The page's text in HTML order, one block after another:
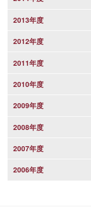
2013年度
2012年度
2011年度
2010年度
2009年度
2008年度
2007年度
2006年度